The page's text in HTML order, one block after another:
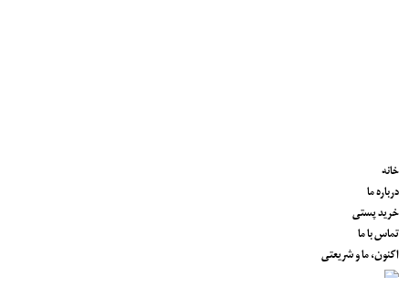
خانه
درباره ما
خرید پستی
تماس با ما
اکنون، ما و شریعتی